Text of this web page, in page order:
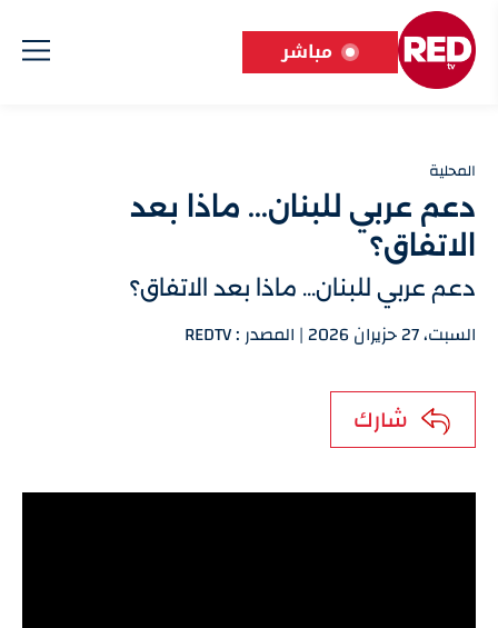
مباشر
المحلية
دعم عربي للبنان... ماذا بعد
الاتفاق؟
دعم عربي للبنان... ماذا بعد الاتفاق؟
السبت، 27 حزيران 2026 | المصدر : REDTV
شارك